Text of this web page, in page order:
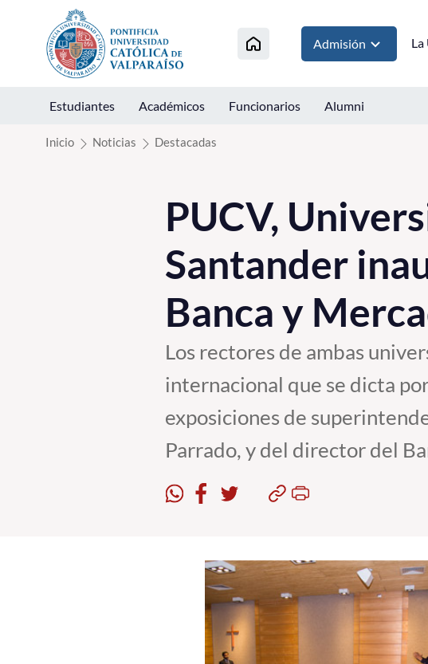
Click acá para ir directamente al contenido
Admisión
Estudiantes Académicos Funcionarios Alumni
Inicio Noticias Destacadas
PUCV,
Santander
Banca y
Los rectores de ambas
internacional que se dicta
exposiciones de
Parrado, y del director del